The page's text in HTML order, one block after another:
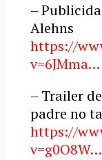
–
Alehns
https://
v=6JMma…
– Trailer
padre no
https://
v=g0O8W…